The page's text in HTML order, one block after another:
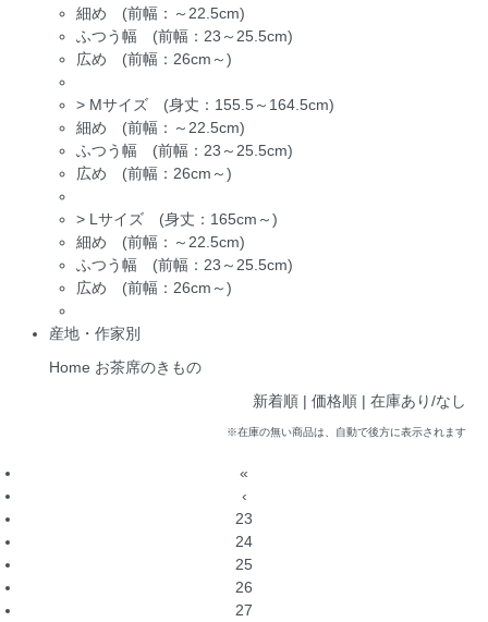
細め (前幅：～22.5cm)
ふつう幅 (前幅：23～25.5cm)
広め (前幅：26cm～)
> Mサイズ (身丈：155.5～164.5cm)
細め (前幅：～22.5cm)
ふつう幅 (前幅：23～25.5cm)
広め (前幅：26cm～)
> Lサイズ (身丈：165cm～)
細め (前幅：～22.5cm)
ふつう幅 (前幅：23～25.5cm)
広め (前幅：26cm～)
産地・作家別
Home お茶席のきもの
新着順 | 価格順 | 在庫あり/なし
※在庫の無い商品は、自動で後方に表示されます
«
‹
23
24
25
26
27